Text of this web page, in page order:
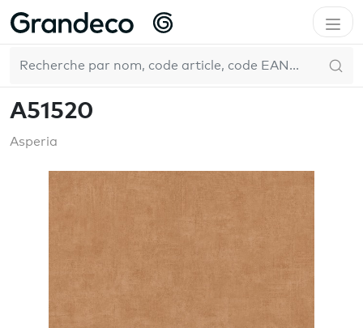
Accueil GrandecoLife A51520
A51520
Asperia